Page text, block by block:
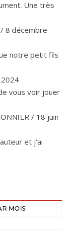
Une très
/ 8 décembre
notre petit fils
vous voir jouer
/ 18 juin
et j'ai
MOIS